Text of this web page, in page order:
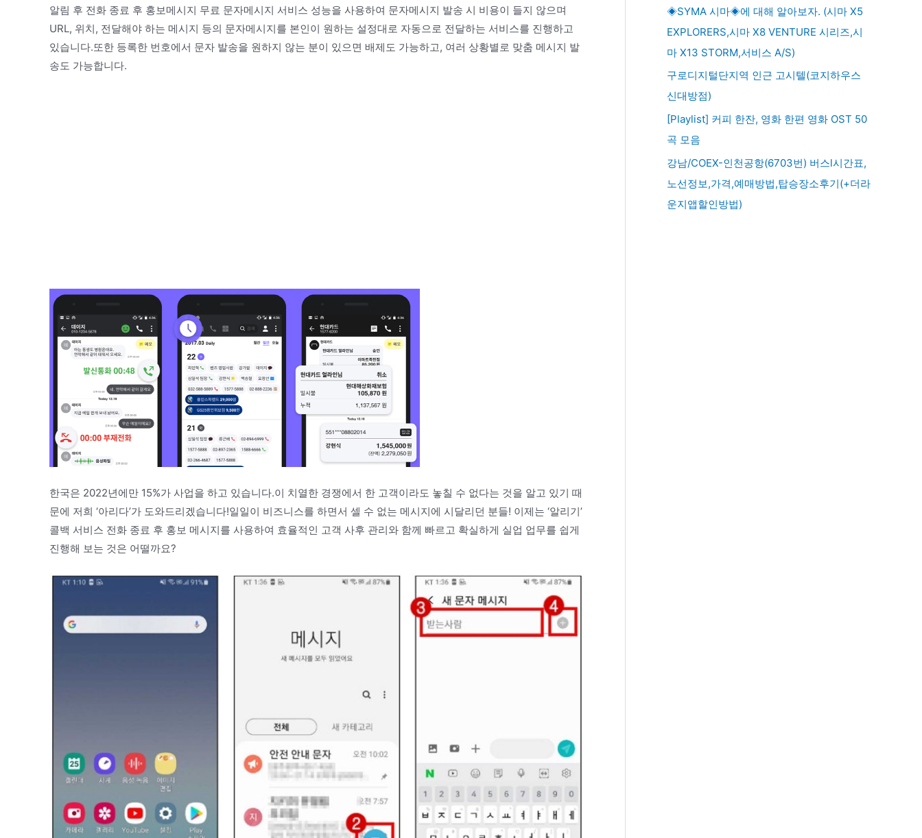
알림 후 전화 종료 후 홍보메시지 무료 문자메시지 서비스 성능을 사용하여 문자메시지 발송 시 비용이 들지 않으며
URL, 위치, 전달해야 하는 메시지 등의 문자메시지를 본인이 원하는 설정대로 자동으로 전달하는 서비스를 진행하고
있습니다.또한 등록한 번호에서 문자 발송을 원하지 않는 분이 있으면 배제도 가능하고, 여러 상황별로 맞춤 메시지 발
송도 가능합니다.
한국은 2022년에만 15%가 사업을 하고 있습니다.이 치열한 경쟁에서 한 고객이라도 놓칠 수 없다는 것을 알고 있기 때
문에 저희 ‘아리다’가 도와드리겠습니다!일일이 비즈니스를 하면서 셀 수 없는 메시지에 시달리던 분들! 이제는 ‘알리기’
콜백 서비스 전화 종료 후 홍보 메시지를 사용하여 효율적인 고객 사후 관리와 함께 빠르고 확실하게 실업 업무를 쉽게
진행해 보는 것은 어떨까요?
◈SYMA 시마◈에 대해 알아보자. (시마 X5
EXPLORERS,시마 X8 VENTURE 시리즈,시
마 X13 STORM,서비스 A/S)
구로디지털단지역 인근 고시텔(코지하우스
신대방점)
[Playlist] 커피 한잔, 영화 한편 영화 OST 50
곡 모음
강남/COEX-인천공항(6703번) 버스l시간표,
노선정보,가격,예매방법,탑승장소후기(+더라
운지앱할인방법)